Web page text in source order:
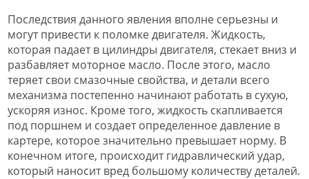
Последствия данного явления вполне серьезны и
могут привести к поломке двигателя. Жидкость,
которая падает в цилиндры двигателя, стекает вниз и
разбавляет моторное масло. После этого, масло
теряет свои смазочные свойства, и детали всего
механизма постепенно начинают работать в сухую,
ускоряя износ. Кроме того, жидкость скапливается
под поршнем и создает определенное давление в
картере, которое значительно превышает норму. В
конечном итоге, происходит гидравлический удар,
который наносит вред большому количеству деталей.